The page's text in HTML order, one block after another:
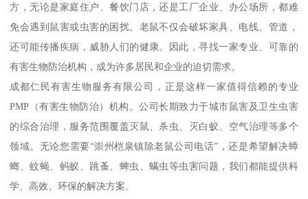
方，无论是家庭住户、餐饮门店，还是工厂企业、办公场所，都难
免会遇到鼠害或虫害的困扰。老鼠不仅会破坏家具、电线、管道，
还可能传播疾病，威胁人们的健康。因此，寻找一家专业、可靠的
有害生物防治机构，成为许多居民和企业的迫切需求。
成都仁民有害生物服务有限公司，正是这样一家值得信赖的专业
PMP（有害生物防治）机构。公司长期致力于城市鼠害及卫生虫害
的综合治理，服务范围覆盖灭鼠、杀虫、灭白蚁、空气治理等多个
领域。无论您需要“崇州桤泉镇除老鼠公司电话”，还是希望解决蟑
螂、蚊蝇、蚂蚁、跳蚤、蜱虫、螨虫等虫害问题，我们都能提供科
学、高效、环保的解决方案。